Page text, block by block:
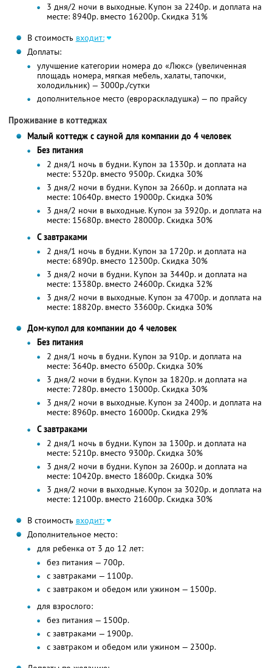
3 дня/2 ночи в выходные. Купон за 2240р. и доплата на
месте: 8940р. вместо 16200р. Скидка 31%
В стоимость входит:
Доплаты:
улучшение категории номера до «Люкс» (увеличенная
площадь номера, мягкая мебель, халаты, тапочки,
холодильник) — 3000р./сутки
дополнительное место (еврораскладушка) — по прайсу
Проживание в коттеджах
Малый коттедж с сауной для компании до 4 человек
Без питания
2 дня/1 ночь в будни. Купон за 1330р. и доплата на
месте: 5320р. вместо 9500р. Скидка 30%
3 дня/2 ночи в будни. Купон за 2660р. и доплата на
месте: 10640р. вместо 19000р. Скидка 30%
3 дня/2 ночи в выходные. Купон за 3920р. и доплата на
месте: 15680р. вместо 28000р. Скидка 30%
С завтраками
2 дня/1 ночь в будни. Купон за 1720р. и доплата на
месте: 6890р. вместо 12300р. Скидка 30%
3 дня/2 ночи в будни. Купон за 3440р. и доплата на
месте: 13380р. вместо 24600р. Скидка 32%
3 дня/2 ночи в выходные. Купон за 4700р. и доплата на
месте: 18820р. вместо 33600р. Скидка 30%
Дом-купол для компании до 4 человек
Без питания
2 дня/1 ночь в будни. Купон за 910р. и доплата на
месте: 3640р. вместо 6500р. Скидка 30%
3 дня/2 ночи в будни. Купон за 1820р. и доплата на
месте: 7280р. вместо 13000р. Скидка 30%
3 дня/2 ночи в выходные. Купон за 2400р. и доплата на
месте: 8960р. вместо 16000р. Скидка 29%
С завтраками
2 дня/1 ночь в будни. Купон за 1300р. и доплата на
месте: 5210р. вместо 9300р. Скидка 30%
3 дня/2 ночи в будни. Купон за 2600р. и доплата на
месте: 10420р. вместо 18600р. Скидка 30%
3 дня/2 ночи в выходные. Купон за 3020р. и доплата на
месте: 12100р. вместо 21600р. Скидка 30%
В стоимость входит:
Дополнительное место:
для ребенка от 3 до 12 лет:
без питания — 700р.
с завтраками — 1100р.
с завтраком и обедом или ужином — 1500р.
для взрослого:
без питания — 1500р.
с завтраками — 1900р.
с завтраком и обедом или ужином — 2300р.